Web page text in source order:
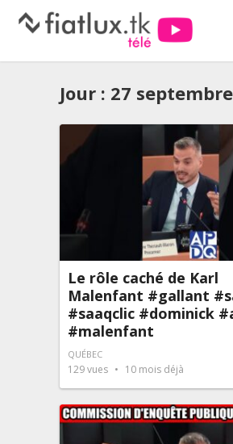
Jour : 27
Le rôle caché de Karl
Malenfant #gallant
#saaqclic #dominick
#malenfant
QUÉBEC
129vues 10 mois déjà